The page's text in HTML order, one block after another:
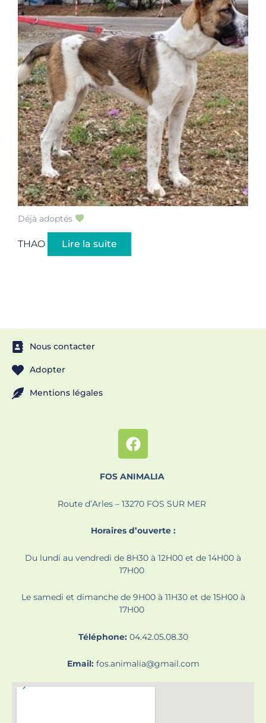
Déjà adoptés
THAO Lire la suite
Nous contacter
Adopter
Mentions légales
FOS ANIMALIA
Route d’Arles – 13270 FOS SUR MER
Horaires d’ouverte :
Du lundi au vendredi de 8H30 à 12H00 et de 14H00 à
17H00
Le samedi et dimanche de 9H00 à 11H30 et de 15H00 à
17H00
Téléphone:04.42.05.08.30
Email: fos.animalia@gmail.com